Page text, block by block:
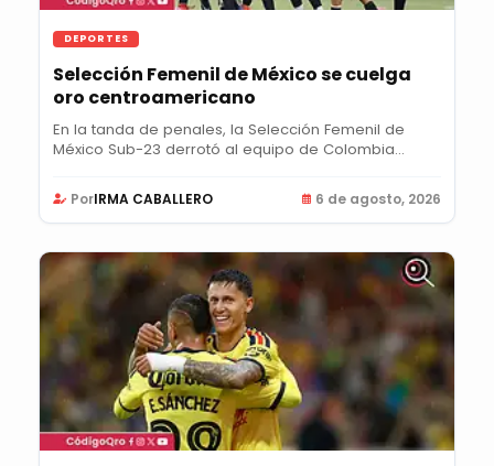
DEPORTES
Selección Femenil de México se cuelga
oro centroamericano
En la tanda de penales, la Selección Femenil de
México Sub-23 derrotó al equipo de Colombia
PorIRMA CABALLERO 6 de agosto, 2026